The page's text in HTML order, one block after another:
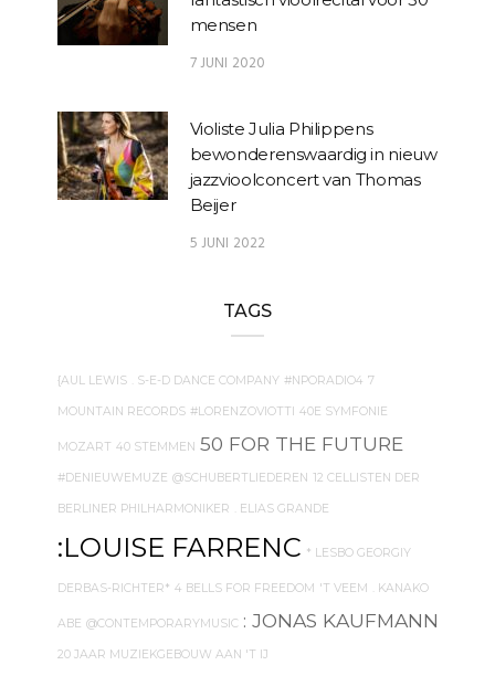
mensen
7 JUNI 2020
Violiste Julia Philippens
bewonderenswaardig in nieuw
jazzvioolconcert van Thomas
Beijer
5 JUNI 2022
TAGS
{AUL LEWIS . S-E-D DANCE COMPANY #NPORADIO4 7
MOUNTAIN RECORDS #LORENZOVIOTTI 40E SYMFONIE
MOZART 40 STEMMEN 50 FOR THE FUTURE
#DENIEUWEMUZE @SCHUBERTLIEDEREN 12 CELLISTEN DER
BERLINER PHILHARMONIKER . ELIAS GRANDE
:LOUISE FARRENC * LESBO GEORGIY
DERBAS-RICHTER* 4 BELLS FOR FREEDOM 'T VEEM . KANAKO
ABE @CONTEMPORARYMUSIC : JONAS KAUFMANN
20 JAAR MUZIEKGEBOUW AAN 'T IJ